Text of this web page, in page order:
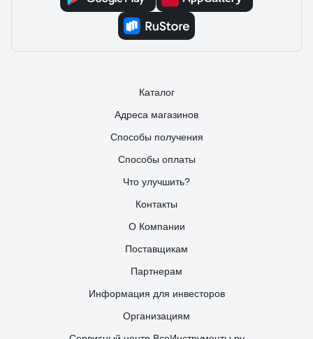
Каталог
Адреса магазинов
Способы получения
Способы оплаты
Что улучшить?
Контакты
О Компании
Поставщикам
Партнерам
Информация для инвесторов
Организациям